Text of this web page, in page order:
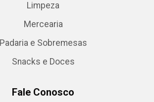
Limpeza
Mercearia
Padaria e Sobremesas
Snacks e Doces
Fale Conosco